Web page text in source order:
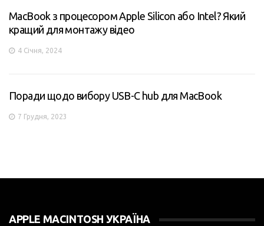
MacBook з процесором Apple Silicon або Intel? Який
кращий для монтажу відео
4 Січня, 2024
Поради щодо вибору USB-C hub для MacBook
7 Грудня, 2023
APPLE MACINTOSH УКРАЇНА